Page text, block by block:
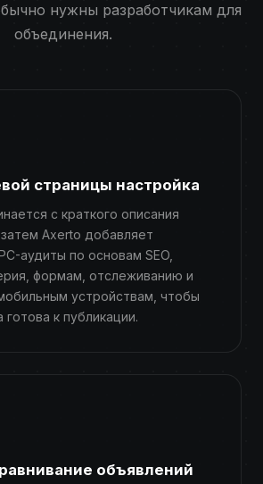
нужны разработчикам для
объединения.
страницы настройка
с краткого описания
Axerto добавляет
аудиты по основам SEO,
формам, отслеживанию и
устройствам, чтобы
к публикации.
объявлений